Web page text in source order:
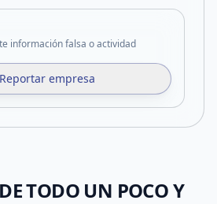
información falsa o actividad
Reportar empresa
DE TODO UN POCO Y